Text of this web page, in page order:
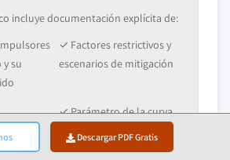
Descargar PDF Gratis
incluye documentación explícita de:
su
✓ Factores restrictivos y
escenarios de mitigación
de
✓ Parámetro de la curva
de adopción tecnológica